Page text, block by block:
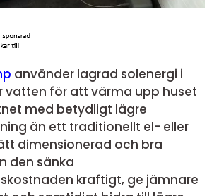
använder lagrad solenergi i
vatten för att värma upp huset
med betydligt lägre
än ett traditionellt el- eller
dimensionerad och bra
den sänka
kraftigt, ge jämnare